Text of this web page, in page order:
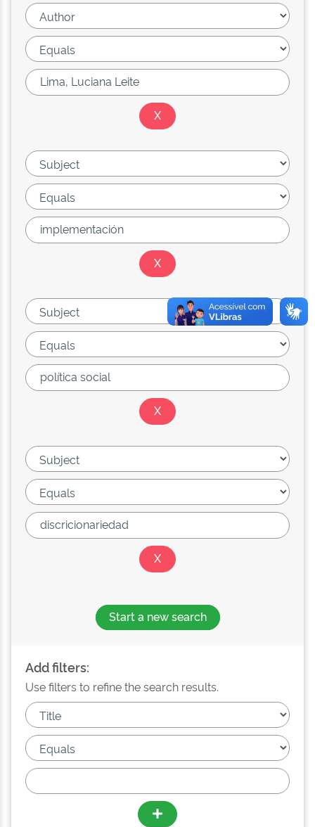
Start a new search
Add filters:
Use filters to refine the search results.